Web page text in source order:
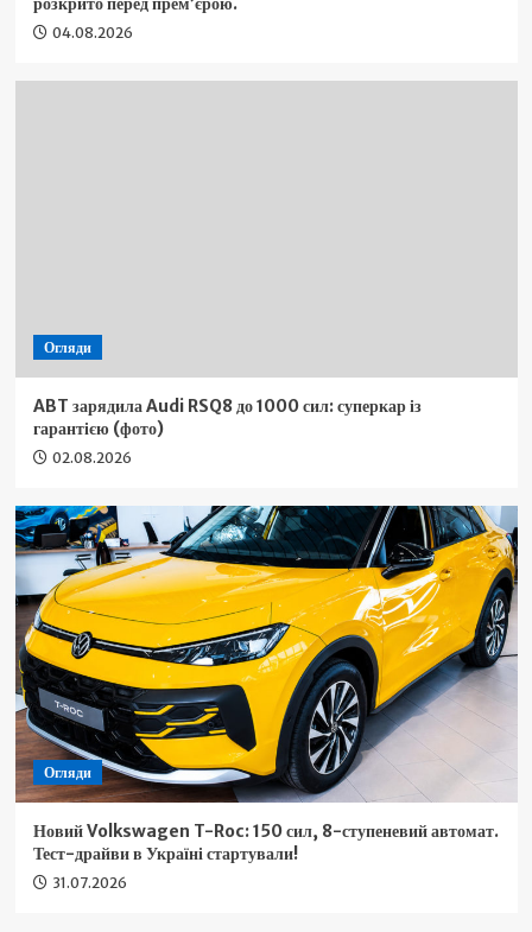
04.08.2026
Огляди
ABT зарядила Audi RSQ8 до 1000 сил: суперкар із
гарантією (фото)
02.08.2026
Огляди
Новий Volkswagen T-Roc: 150 сил, 8-ступеневий автомат.
Тест-драйви в Україні стартували!
31.07.2026